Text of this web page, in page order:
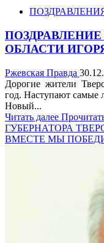
ОБЛАСТИ
Ржевская Правда
Дорогие жители
год. Наступают самые
Новый...
Читать далее
ГУБЕРНАТОРА
ВМЕСТЕ МЫ